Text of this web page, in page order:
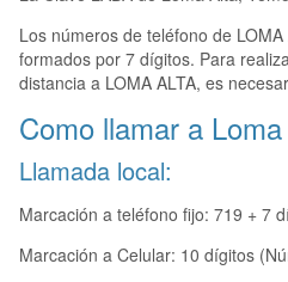
Los números de teléfono de LOMA
formados por 7 dígitos. Para
distancia a LOMA ALTA, es
Como llamar a
Llamada local:
Marcación a teléfono fijo: 719 + 7
Marcación a Celular: 10 dígitos